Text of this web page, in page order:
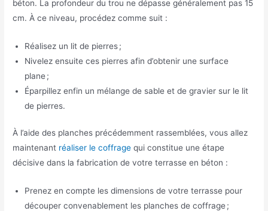
béton. La profondeur du trou ne dépasse généralement pas 15
cm. À ce niveau, procédez comme suit :
Réalisez un lit de pierres ;
Nivelez ensuite ces pierres afin d’obtenir une surface
plane ;
Éparpillez enfin un mélange de sable et de gravier sur le lit
de pierres.
À l’aide des planches précédemment rassemblées, vous allez
maintenant réaliser le coffrage qui constitue une étape
décisive dans la fabrication de votre terrasse en béton :
Prenez en compte les dimensions de votre terrasse pour
découper convenablement les planches de coffrage ;